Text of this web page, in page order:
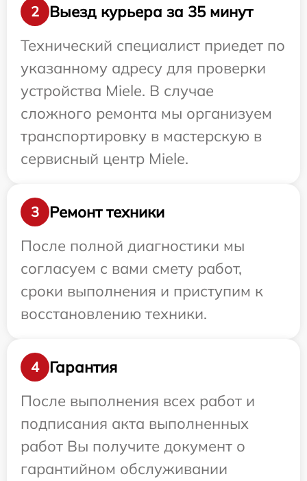
2
Выезд курьера за 35 минут
Технический специалист приедет по
указанному адресу для проверки
устройства Miele. В случае
сложного ремонта мы организуем
транспортировку в мастерскую в
сервисный центр Miele.
3
Ремонт техники
После полной диагностики мы
согласуем с вами смету работ,
сроки выполнения и приступим к
восстановлению техники.
4
Гарантия
После выполнения всех работ и
подписания акта выполненных
работ Вы получите документ о
гарантийном обслуживании